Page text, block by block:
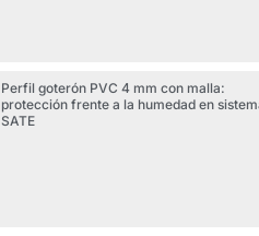
Perfil goterón PVC 4 mm con malla:
protección frente a la humedad en
SATE